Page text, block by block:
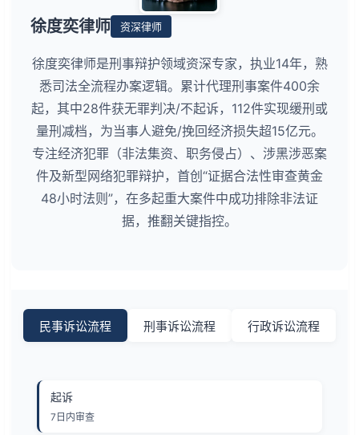
徐度奕律师 资深律师
徐度奕律师是刑事辩护领域资深专家，执业14年，熟
悉司法全流程办案逻辑。累计代理刑事案件400余
起，其中28件获无罪判决/不起诉，112件实现缓刑或
量刑减档，为当事人避免/挽回经济损失超15亿元。
专注经济犯罪（非法集资、职务侵占）、涉黑涉恶案
件及新型网络犯罪辩护，首创“证据合法性审查黄金
48小时法则”，在多起重大案件中成功排除非法证
据，推翻关键指控。
民事诉讼流程 刑事诉讼流程 行政诉讼流程
起诉
7日内审查